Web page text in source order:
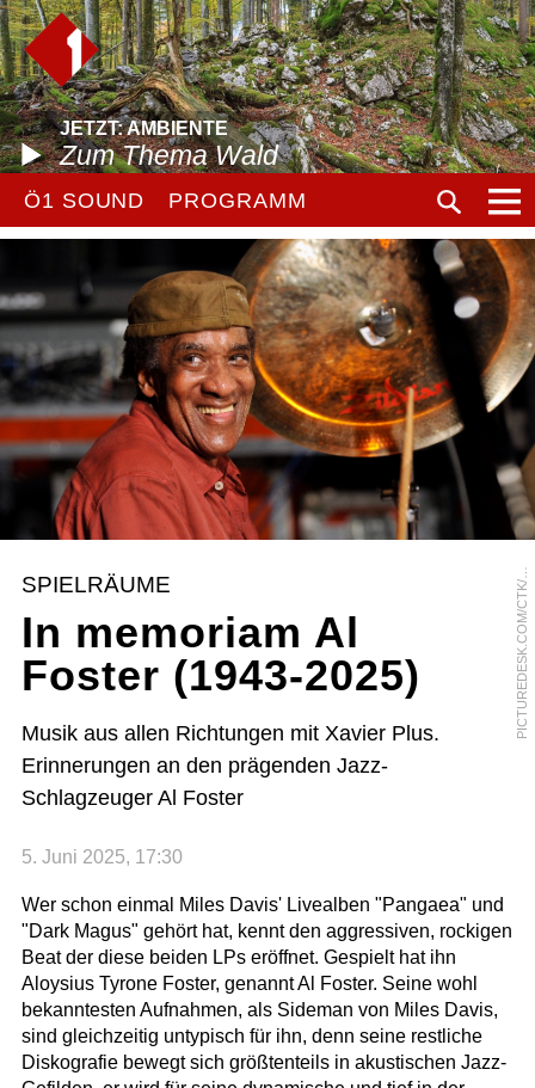
JETZT: AMBIENTE
Zum Thema Wald
Ö1 SOUND PROGRAMM
P
I
C
T
U
R
E
D
E
S
K
.
C
O
M
/
C
T
K
/
L
U
D
E
K
P
E
R
I
N
A
SPIELRÄUME
In memoriam Al
Foster (1943-2025)
Musik aus allen Richtungen mit Xavier Plus.
Erinnerungen an den prägenden Jazz-
Schlagzeuger Al Foster
5. Juni 2025, 17:30
Wer schon einmal Miles Davis' Livealben "Pangaea" und
"Dark Magus" gehört hat, kennt den aggressiven, rockigen
Beat der diese beiden LPs eröffnet. Gespielt hat ihn
Aloysius Tyrone Foster, genannt Al Foster. Seine wohl
bekanntesten Aufnahmen, als Sideman von Miles Davis,
sind gleichzeitig untypisch für ihn, denn seine restliche
Diskografie bewegt sich größtenteils in akustischen Jazz-